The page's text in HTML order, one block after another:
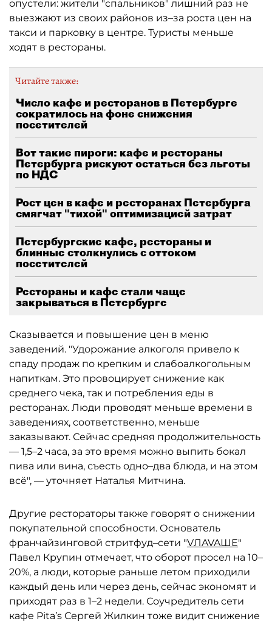
опустели: жители "спальников" лишний раз не
выезжают из своих районов из–за роста цен на
такси и парковку в центре. Туристы меньше
ходят в рестораны.
Читайте также:
Число кафе и ресторанов в Петербурге
сократилось на фоне снижения
посетителей
Вот такие пироги: кафе и рестораны
Петербурга рискуют остаться без льготы
по НДС
Рост цен в кафе и ресторанах Петербурга
смягчат "тихой" оптимизацией затрат
Петербургские кафе, рестораны и
блинные столкнулись с оттоком
посетителей
Рестораны и кафе стали чаще
закрываться в Петербурге
Сказывается и повышение цен в меню
заведений. "Удорожание алкоголя привело к
спаду продаж по крепким и слабоалкогольным
напиткам. Это провоцирует снижение как
среднего чека, так и потребления еды в
ресторанах. Люди проводят меньше времени в
заведениях, соответственно, меньше
заказывают. Сейчас средняя продолжительность
— 1,5–2 часа, за это время можно выпить бокал
пива или вина, съесть одно–два блюда, и на этом
всё", — уточняет Наталья Митчина.
Другие рестораторы также говорят о снижении
покупательной способности. Основатель
франчайзинговой стритфуд–сети "VЛAVAШЕ"
Павел Крупин отмечает, что оборот просел на 10–
20%, а люди, которые раньше летом приходили
каждый день или через день, сейчас экономят и
приходят раз в 1–2 недели. Соучредитель сети
кафе Pita’s Сергей Жилкин тоже видит снижение